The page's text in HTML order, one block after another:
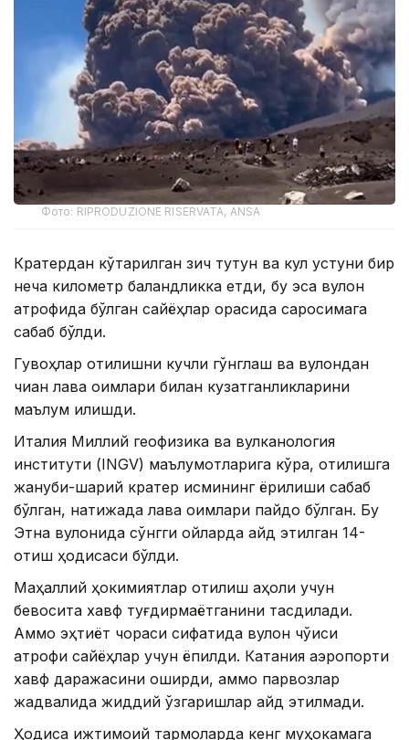
Фото: RIPRODUZIONE RISERVATA, ANSA
Кратердан кўтарилган зич тутун ва кул устуни бир
неча километр баландликка етди, бу эса вулқон
атрофида бўлган сайёҳлар орасида саросимага
сабаб бўлди.
Гувоҳлар отилишни кучли гўнглаш ва вулқондан
чиққан лава оқимлари билан кузатганликларини
маълум қилишди.
Италия Миллий геофизика ва вулканология
институти (INGV) маълумотларига кўра, отилишга
жануби-шарқий кратер қисмининг ёрилиши сабаб
бўлган, натижада лава оқимлари пайдо бўлган. Бу
Этна вулқонида сўнгги ойларда қайд этилган 14-
отиш ҳодисаси бўлди.
Маҳаллий ҳокимиятлар отилиш аҳоли учун
бевосита хавф туғдирмаётганини тасдиқлади.
Аммо эҳтиёт чораси сифатида вулқон чўққиси
атрофи сайёҳлар учун ёпилди. Катания аэропорти
хавф даражасини оширди, аммо парвозлар
жадвалида жиддий ўзгаришлар қайд этилмади.
Ҳодиса ижтимоий тармоқларда кенг муҳокамага